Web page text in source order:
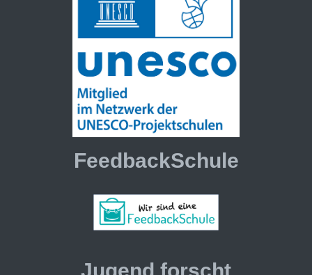
FeedbackSchule
Jugend forscht